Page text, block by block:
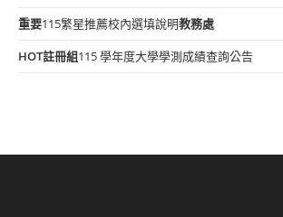
重要115繁星推薦校內選填說明教務處
HOT註冊組115 學年度大學學測成績查詢公告